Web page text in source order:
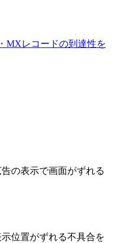
MXレコードの到達性を
の表示で画面がずれる
位置がずれる不具合を